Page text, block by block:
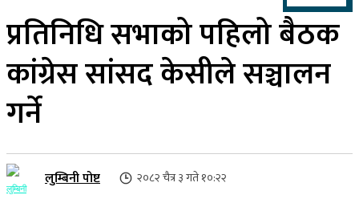
प्रतिनिधि सभाको पहिलो बैठक
कांग्रेस सांसद केसीले सञ्चालन
गर्ने
लुम्बिनी पोष्ट २०८२ चैत्र ३ गते १०:२२